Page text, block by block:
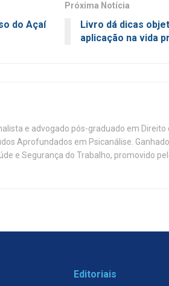
do Açaí
Próxima Notícia
Livro dá dicas
aplicação na vida
e advogado pós-graduado em Direito
Aprofundados em Psicanálise.
e Segurança do Trabalho, promovido
Editoriais